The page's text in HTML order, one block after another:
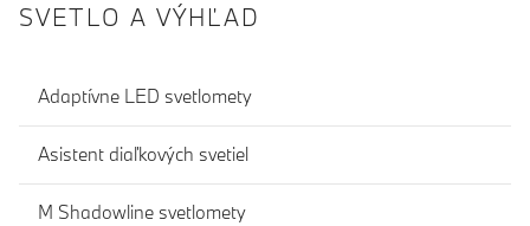
SVETLO A VÝHĽAD
Adaptívne LED svetlomety
Asistent diaľkových svetiel
M Shadowline svetlomety